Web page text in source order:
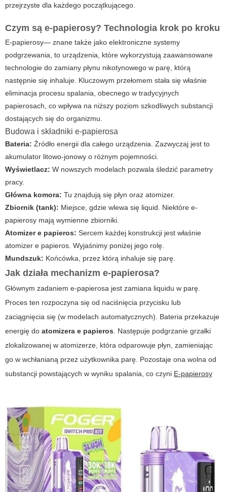
przejrzyste dla każdego początkującego.
Czym są e-papierosy? Technologia krok po kroku
E-papierosy— znane także jako elektroniczne systemy
podgrzewania, to urządzenia, które wykorzystują zaawansowane
technologie do zamiany płynu nikotynowego w parę, którą
następnie się inhaluje. Kluczowym przełomem stała się właśnie
eliminacja procesu spalania, obecnego w tradycyjnych
papierosach, co wpływa na niższy poziom szkodliwych substancji
dostających się do organizmu.
Budowa i składniki e-papierosa
Bateria: Źródło energii dla całego urządzenia. Zazwyczaj jest to
akumulator litowo-jonowy o różnym pojemności.
Wyświetlacz: W nowszych modelach pozwala śledzić parametry
pracy.
Główna komora: Tu znajdują się płyn oraz atomizer.
Zbiornik (tank): Miejsce, gdzie wlewa się liquid. Niektóre e-
papierosy mają wymienne zbiorniki.
Atomizer e papieros: Sercem każdej konstrukcji jest właśnie
atomizer e papieros. Wyjaśnimy poniżej jego rolę.
Mundszuk: Końcówka, przez którą inhaluje się parę.
Jak działa mechanizm e-papierosa?
Głównym zadaniem e-papierosa jest zamiana liquidu w parę.
Proces ten rozpoczyna się od naciśnięcia przycisku lub
zaciągnięcia się (w modelach automatycznych). Bateria przekazuje
energię do atomizera e papieros. Następuje podgrzanie grzałki
zlokalizowanej w atomizerze, która odparowuje płyn, zamieniając
go w wchłanianą przez użytkownika parę. Pozostaje ona wolna od
substancji powstających w wyniku spalania, co czyni E-papierosy